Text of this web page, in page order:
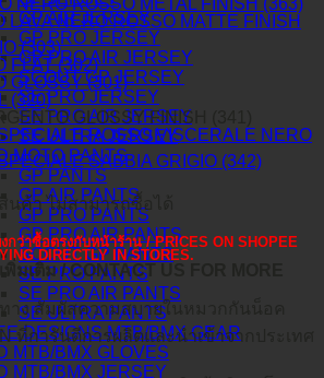
GP AIR JERSEY
GP PRO JERSEY
GP PRO AIR JERSEY
SCOUT GP JERSEY
SE PRO JERSEY
SE PRO AIR JERSEY
SE ULTRA JERSEY
MOTO PANTS
GP PANTS
GP AIR PANTS
GP PRO PANTS
GP PRO AIR PANTS
SCOUT GP PANTS
SE PRO PANTS
SE PRO AIR PANTS
SE ULTRA PANTS
DESIGNS MTB/BMX GEAR
MTB/BMX GLOVES
MTB/BMX JERSEY
ค้า ไม่สามารถซื้อได้
กว่าซื้อตรงกับหน้าร้าน / PRICES ON SHOPEE
DIRECTLY IN STORES.
เติม / CONTACT US FOR MORE
าง สัมผัสความสบายในหมวกกันน็อค
ที่การันตีการผลิตและนำเข้าจากประเทศ